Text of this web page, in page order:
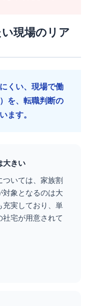
現場のリア
くい、現場で働
を、転職判断の
ます。
大きい
いては、家族割
対象となるのは大
充実しており、単
宅が用意されて